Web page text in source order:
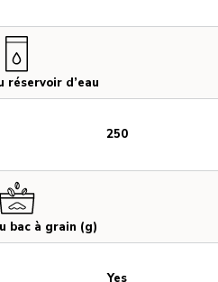
réservoir d’eau
bac à grain (g)
250
Yes